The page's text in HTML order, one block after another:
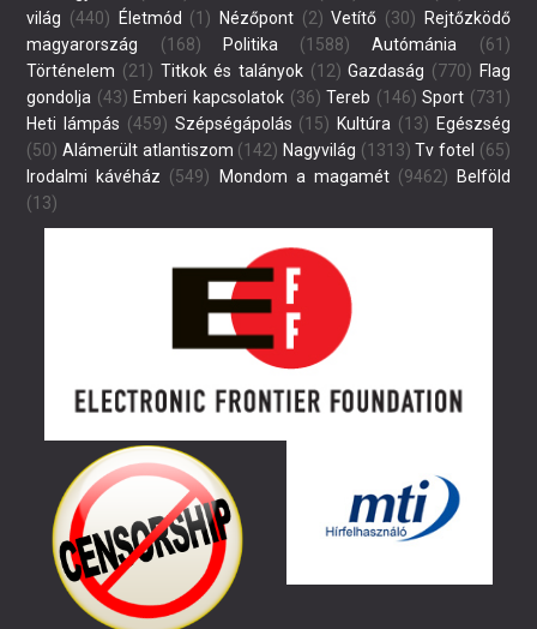
világ (440) Életmód (1) Nézőpont (2) Vetítő (30) Rejtőzködő
magyarország (168) Politika (1588) Autómánia (61)
Történelem (21) Titkok és talányok (12) Gazdaság (770) Flag
gondolja (43) Emberi kapcsolatok (36) Tereb (146) Sport (731)
Heti lámpás (459) Szépségápolás (15) Kultúra (13) Egészség
(50) Alámerült atlantiszom (142) Nagyvilág (1313) Tv fotel (65)
Irodalmi kávéház (549) Mondom a magamét(9462) Belföld
(13)